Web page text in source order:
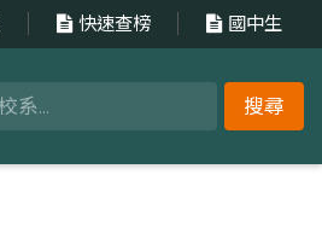
快速查榜 國中生
搜尋